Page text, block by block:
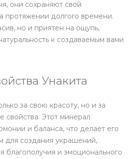
они сохраняют свой
протяжении долгого времени.
но и приятен на ощупь,
к создаваемым вами
Унакита
за свою красоту, но и за
свойства. Этот минерал
и баланса, что делает его
для создания украшений,
благополучия и эмоционального